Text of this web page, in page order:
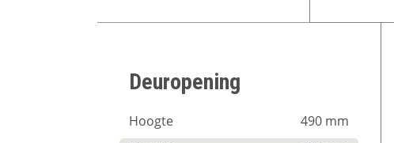
Deuropening
Hoogte
490 mm